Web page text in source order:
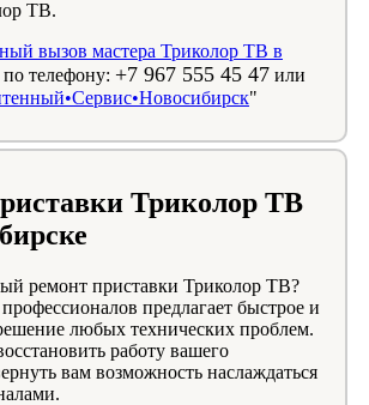
ТВ.
вызов мастера Триколор ТВ в
по телефону: +7 967 555 45 47 или
"
Триколор ТВ
ремонт приставки Триколор ТВ?
предлагает быстрое и
любых технических проблем.
работу вашего
вам возможность наслаждаться